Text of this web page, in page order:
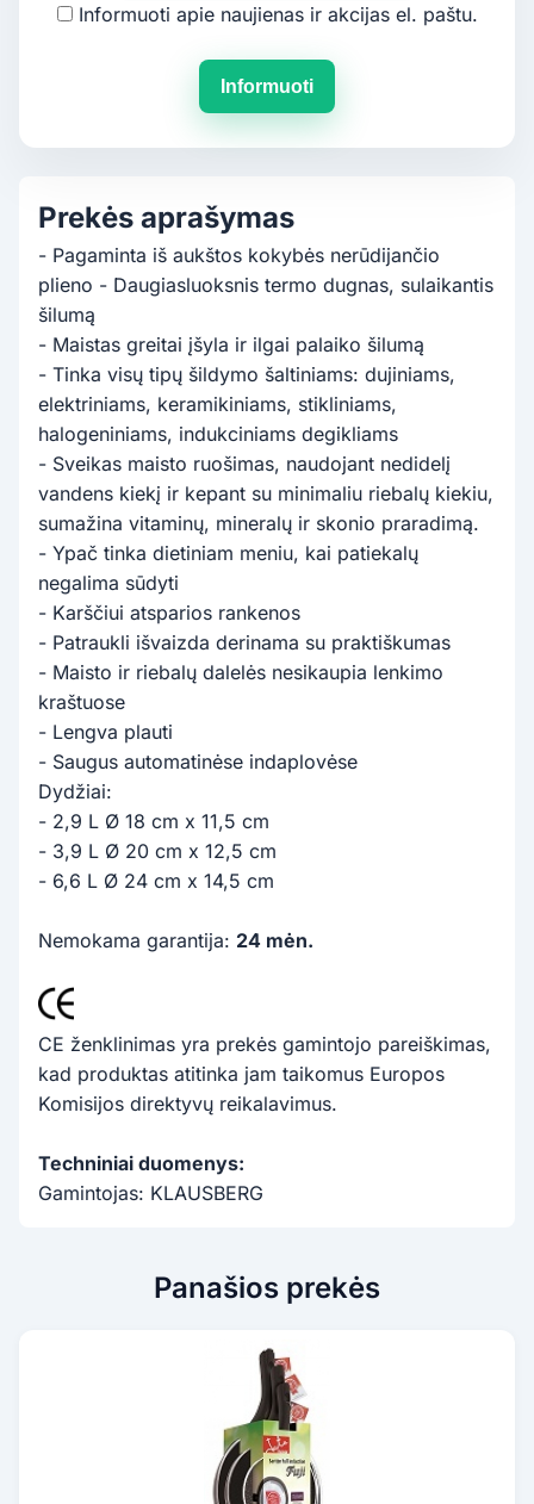
Informuoti apie naujienas ir akcijas el. paštu.
Informuoti
Prekės aprašymas
- Pagaminta iš aukštos kokybės nerūdijančio
plieno - Daugiasluoksnis termo dugnas, sulaikantis
šilumą
- Maistas greitai įšyla ir ilgai palaiko šilumą
- Tinka visų tipų šildymo šaltiniams: dujiniams,
elektriniams, keramikiniams, stikliniams,
halogeniniams, indukciniams degikliams
- Sveikas maisto ruošimas, naudojant nedidelį
vandens kiekį ir kepant su minimaliu riebalų kiekiu,
sumažina vitaminų, mineralų ir skonio praradimą.
- Ypač tinka dietiniam meniu, kai patiekalų
negalima sūdyti
- Karščiui atsparios rankenos
- Patraukli išvaizda derinama su praktiškumas
- Maisto ir riebalų dalelės nesikaupia lenkimo
kraštuose
- Lengva plauti
- Saugus automatinėse indaplovėse
Dydžiai:
- 2,9 L Ø 18 cm x 11,5 cm
- 3,9 L Ø 20 cm x 12,5 cm
- 6,6 L Ø 24 cm x 14,5 cm
Nemokama garantija: 24 mėn.
CE ženklinimas yra prekės gamintojo pareiškimas,
kad produktas atitinka jam taikomus Europos
Komisijos direktyvų reikalavimus.
Techniniai duomenys:
Gamintojas: KLAUSBERG
Panašios prekės